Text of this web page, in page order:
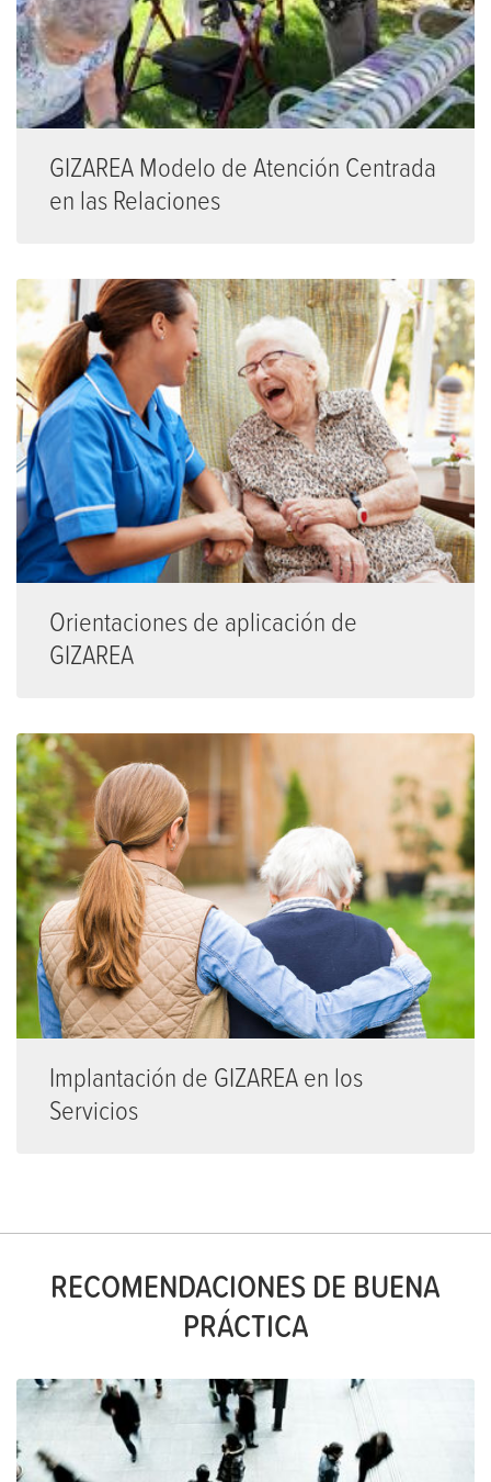
GIZAREA Modelo de Atención Centrada
en las Relaciones
Orientaciones de aplicación de
GIZAREA
Implantación de GIZAREA en los
Servicios
RECOMENDACIONES DE BUENA
PRÁCTICA